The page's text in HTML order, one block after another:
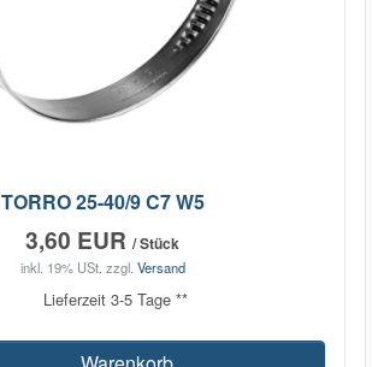
TORRO 25-40/9 C7 W5
3,60 EUR / Stück
inkl. 19% USt. zzgl. Versand
Lieferzeit 3-5 Tage **